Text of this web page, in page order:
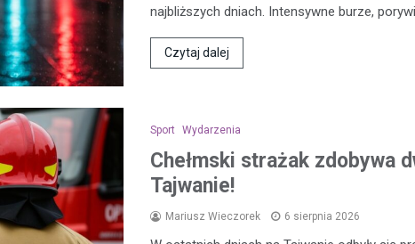
najbliższych dniach. Intensywne burze,
Czytaj dalej
Sport Wydarzenia
Chełmski strażak zdobywa
Tajwanie!
Mariusz Wieczorek 6 sierpnia 2026